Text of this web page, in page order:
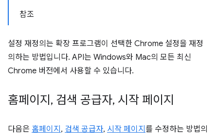
참조
설정 재정의는 확장 프로그램이 선택한 Chrome 설정을 재정
의하는 방법입니다. API는 Windows와 Mac의 모든 최신
Chrome 버전에서 사용할 수 있습니다.
홈페이지 , 검색 공급자, 시작 페이지
다음은 홈페이지 , 검색 공급자, 시작 페이지 를 수정하는 방법의